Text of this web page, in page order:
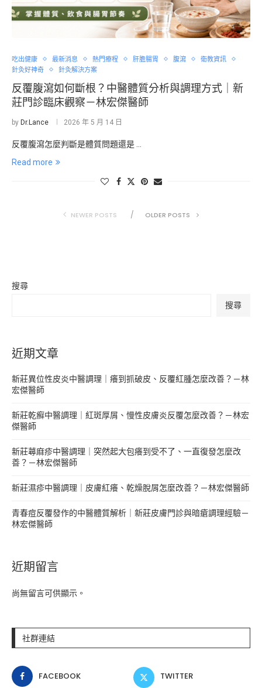
吃出健康 最新消息 熱門療程 肝膽腸胃 腹瀉
衛教資訊
針灸好神奇
針灸解決方案
反覆腹瀉如何斷根？中醫體質分析與調理方式｜新
莊門診臨床觀察－林宏傑醫師
by Dr.Lance 2026 年 5 月 14 日
反覆腹瀉怎麼判斷是體質問題還是 …
Read more
NEWER POSTS OLDER POSTS
搜尋
搜尋
近期文章
新莊異位性皮炎中醫調理｜癢到抓破皮、反覆紅腫怎麼改善？－林
宏傑醫師
新莊乾癬中醫調理｜紅斑厚屑、慢性皮膚炎反覆怎麼改善？－林宏
傑醫師
新莊蕁麻疹中醫調理｜突然起大包癢到受不了、一直復發怎麼改
善？－林宏傑醫師
新莊濕疹中醫調理｜皮膚紅癢、乾燥脫屑怎麼改善？－林宏傑醫師
青春痘反覆發作的中醫體質解析｜新莊皮膚門診與暗瘡調理經驗－
林宏傑醫師
近期留言
尚無留言可供顯示。
社群連結
FACEBOOK TWITTER